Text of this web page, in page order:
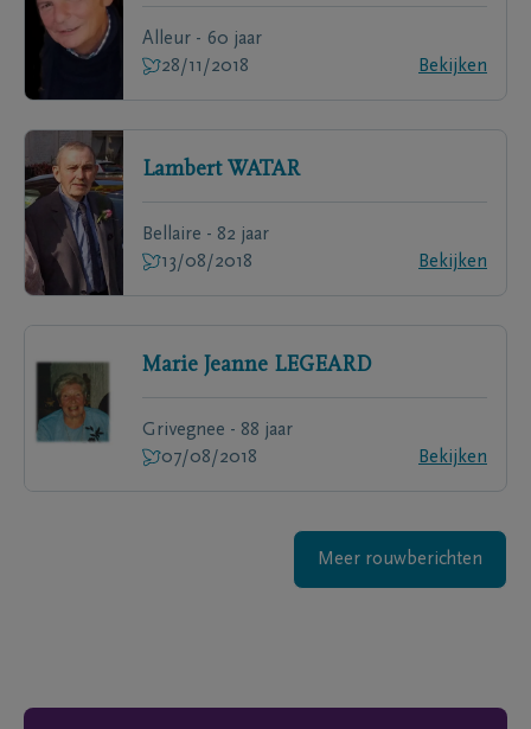
Alleur - 60 jaar
28/11/2018
Bekijken
Lambert WATAR
Bellaire - 82 jaar
13/08/2018
Bekijken
Marie Jeanne LEGEARD
Grivegnee - 88 jaar
07/08/2018
Bekijken
Meer rouwberichten